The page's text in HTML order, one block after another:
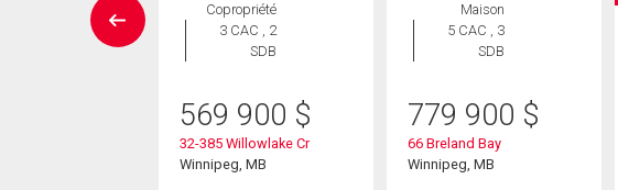
Copropriété
3 CAC , 2
SDB
569 900 $
32-385 Willowlake Cr
Winnipeg, MB
Maison
5 CAC , 3
SDB
779 900 $
66 Breland Bay
Winnipeg, MB